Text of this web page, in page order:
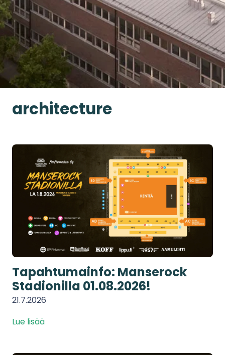
architecture
Tapahtumainfo: Manserock
Stadionilla 01.08.2026!
21.7.2026
Lue lisää